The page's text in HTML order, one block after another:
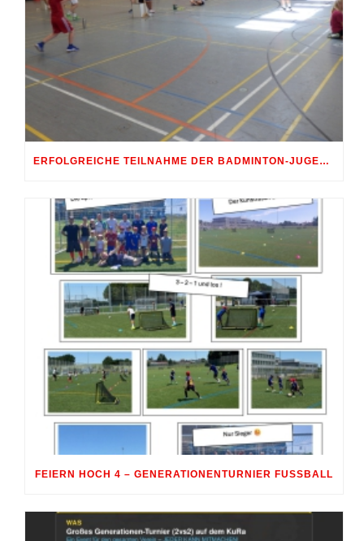
ERFOLGREICHE TEILNAHME DER BADMINTON-JUGEND AM 10. SHUTTLE-CUP 2026 IN ERDWEG
FEIERN HOCH 4 – GENERATIONENTURNIER FUSSBALL